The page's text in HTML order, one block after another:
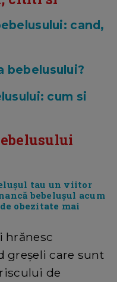
cand,
bebelusului?
cum si
tau un viitor
bebelușul acum
obezitate mai
hrănesc
greșeli care sunt
de